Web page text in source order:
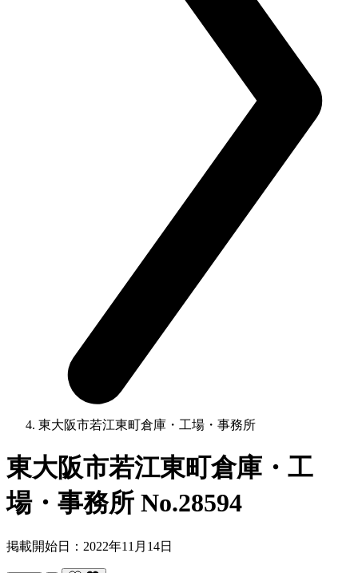
東大阪市若江東町倉庫・工場・事務所
東大阪市若江東町倉庫・工
場・事務所 No.28594
掲載開始日：2022年11月14日